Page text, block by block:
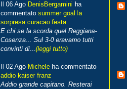
Il 06 Ago DenisBergamini ha
commentato summer goal la
sorpresa curacao festa
E chi se la scorda quel Reggiana-
Cosenza... Sul 3-0 eravamo tutti
convinti di...(leggi tutto)
Il 02 Ago Michele ha commentato
addio kaiser franz
Addio grande capitano. Resterai